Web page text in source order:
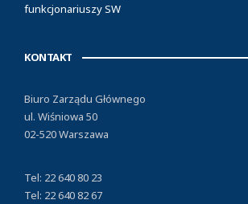
funkcjonariuszy SW
KONTAKT
Biuro Zarządu Głównego
ul. Wiśniowa 50
02-520 Warszawa
Tel: 22 640 80 23
Tel: 22 640 82 67